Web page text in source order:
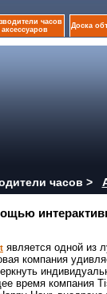
часов
Доска
часов >
является одной из
компания
время компания